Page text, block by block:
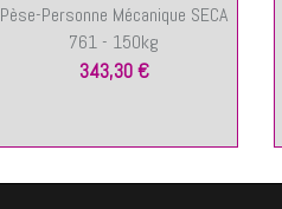
Pèse-Personne Mécanique SECA
761 - 150kg
343,30 €